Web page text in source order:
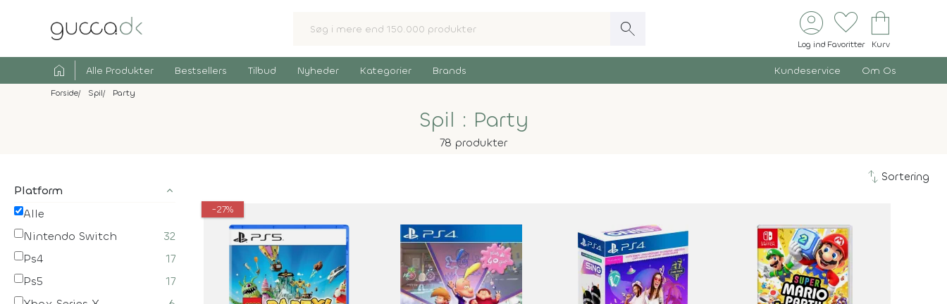
search account_circle
Log ind
favorite
Favoritter
shopping_bag
Kurv
home Alle Produkter Bestsellers Tilbud Nyheder Kategorier Brands Kundeservice Om Os
Forside Spil Party
Spil : Party
78 produkter
Platform
Alle
Nintendo Switch
32
Ps4
17
Ps5
17
swap_vert Sortering
-27%